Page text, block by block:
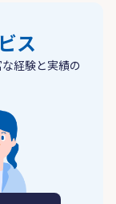
ス
経験と実績の